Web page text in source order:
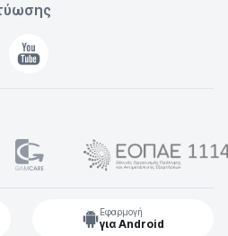
Εφαρμογή
για Android